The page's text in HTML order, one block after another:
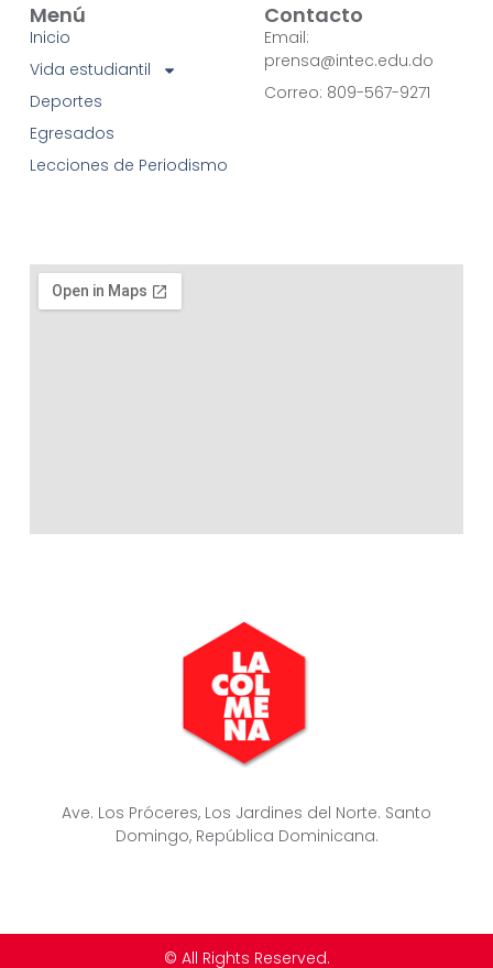
Ave. Los Próceres, Los Jardines del Norte. Santo
Domingo, República Dominicana.
Menú
Inicio
Vida estudiantil
Deportes
Egresados
Lecciones de Periodismo
Contacto
Email:
prensa@intec.edu.do
Correo: 809-567-9271
© All Rights Reserved.